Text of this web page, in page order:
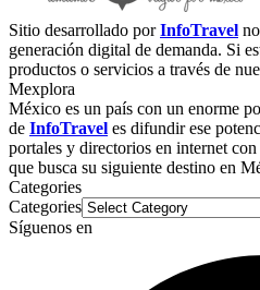
Sitio desarrollado porInfoTravel
generación digital de demanda. Si
productos o servicios a través de
Mexplora
México es un país con un enorme
de InfoTravel es difundir ese
portales y directorios en internet
que busca su siguiente destino en
Categories
Categories
Síguenos en